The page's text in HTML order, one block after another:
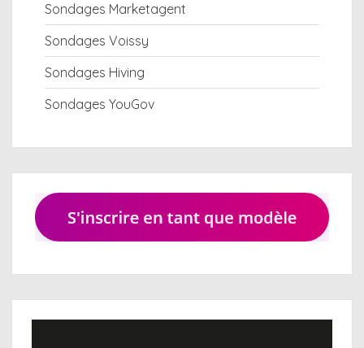
Sondages Marketagent
Sondages Voissy
Sondages Hiving
Sondages YouGov